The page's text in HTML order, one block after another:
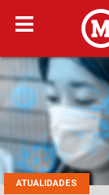
ATUALIDADES